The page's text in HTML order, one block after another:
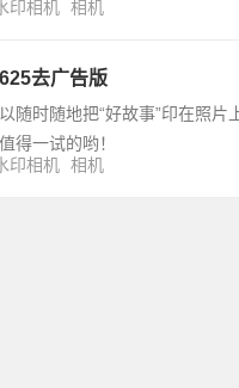
印相机 相机
去广告版
随时随地把“好故事”印在照
得一试的哟！
印相机 相机